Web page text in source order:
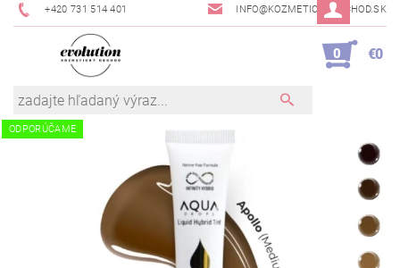
+420 731 514 401 INFO@KOZMETICKYOBCHOD.SK
0 €0
ODPORÚČAME